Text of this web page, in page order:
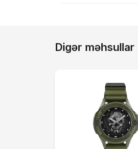
Digər məhsullar